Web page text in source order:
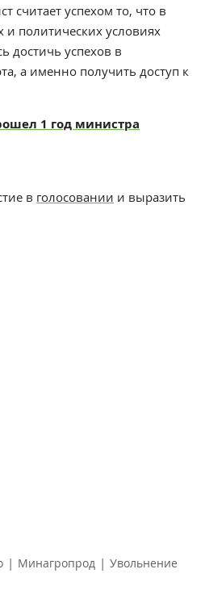
считает успехом то, что в
политических условиях
достичь успехов в
а именно получить доступ к
1 год министра
в голосовании и выразить
| Минагропрод | Увольнение